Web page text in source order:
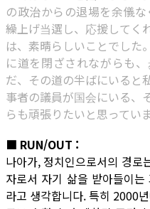
の政治からの退場を余儀
繰上げ当選し、応援してく
は、素晴らしいことでした
に道を閉ざされながらも
だ、その道の半ばにいると
事者の議員が国会にいる、
らも頑張りたいと思ってい
■ RUN/OUT :
나아가, 정치인으로서의 경로
자로서 자기 삶을 받아들이
라고 생각합니다. 특히 2000